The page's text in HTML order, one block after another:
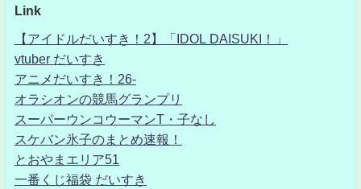
Link
【アイドルだいすき！2】「IDOL DAISUKI！」
vtuber だいすき
アニメだいすき！26-
オラシオンの競馬グランプリ
スーパーウンコウーマンT・子なし
スケバン氷子のまとめ速報！
とおやまエリア51
一番くじ福袋 だいすき